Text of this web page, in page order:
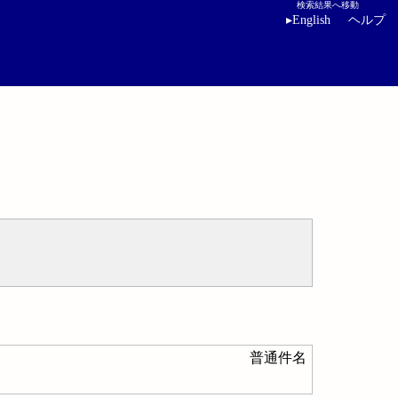
検索結果へ移動
▸English ヘルプ
普通件名